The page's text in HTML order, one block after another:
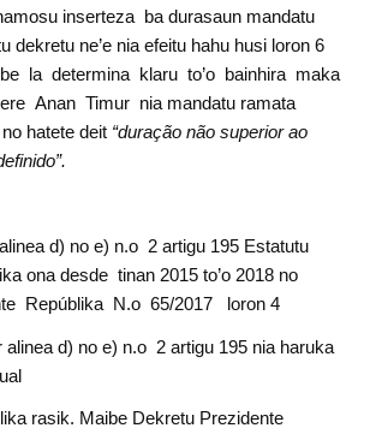
inserteza ba durasaun mandatu
dekretu ne’e nia efeitu hahu husi loron 6
la determina klaru to’o bainhira maka
Anan Timur nia mandatu ramata
hatete deit “duração não superior ao
d) no e) n.o 2 artigu 195 Estatutu
ona desde tinan 2015 to’o 2018 no
Repúblika N.o 65/2017 loron 4
alinea d) no e) n.o 2 artigu 195 nia haruka
rasik. Maibe Dekretu Prezidente